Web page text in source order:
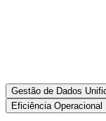
Gestão de Dados
Eficiência Operacional